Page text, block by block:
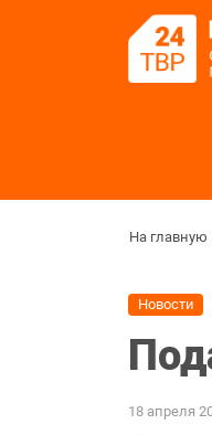
На главную
Новости
18 апреля